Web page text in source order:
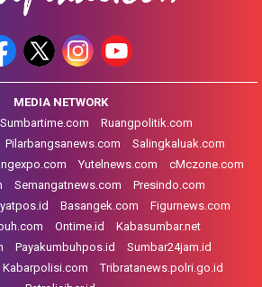
MEDIA NETWORK
Sumbartime.com
Ruangpolitik.com
Pilarbangsanews.com
Salingkaluak.com
Yutelnews.com
cMczone.com
Semangatnews.com
Presindo.com
Basangek.com
Figurnews.com
Ontime.id
Kabasumbar.net
Payakumbuhpos.id
Sumbar24jam.id
Kabarpolisi.com
Tribratanews.polri.go.id